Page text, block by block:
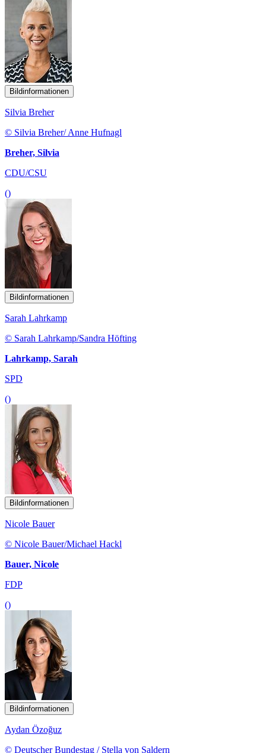
Bildinformationen
Silvia Breher
© Silvia Breher/ Anne Hufnagl
Breher, Silvia
CDU/CSU
()
Bildinformationen
Sarah Lahrkamp
© Sarah Lahrkamp/Sandra Höfting
Lahrkamp, Sarah
SPD
()
Bildinformationen
Nicole Bauer
© Nicole Bauer/Michael Hackl
Bauer, Nicole
FDP
()
Bildinformationen
Aydan Özoğuz
© Deutscher Bundestag / Stella von Saldern